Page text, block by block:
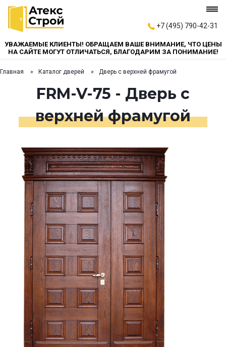
+7 (495) 790-42-31
УВАЖАЕМЫЕ КЛИЕНТЫ! ОБРАЩАЕМ ВАШЕ ВНИМАНИЕ, ЧТО ЦЕНЫ
НА САЙТЕ МОГУТ ОТЛИЧАТЬСЯ, БЛАГОДАРИМ ЗА ПОНИМАНИЕ!
Главная Каталог дверей Дверь с верхней фрамугой
FRM-V-75 - Дверь с
верхней фрамугой